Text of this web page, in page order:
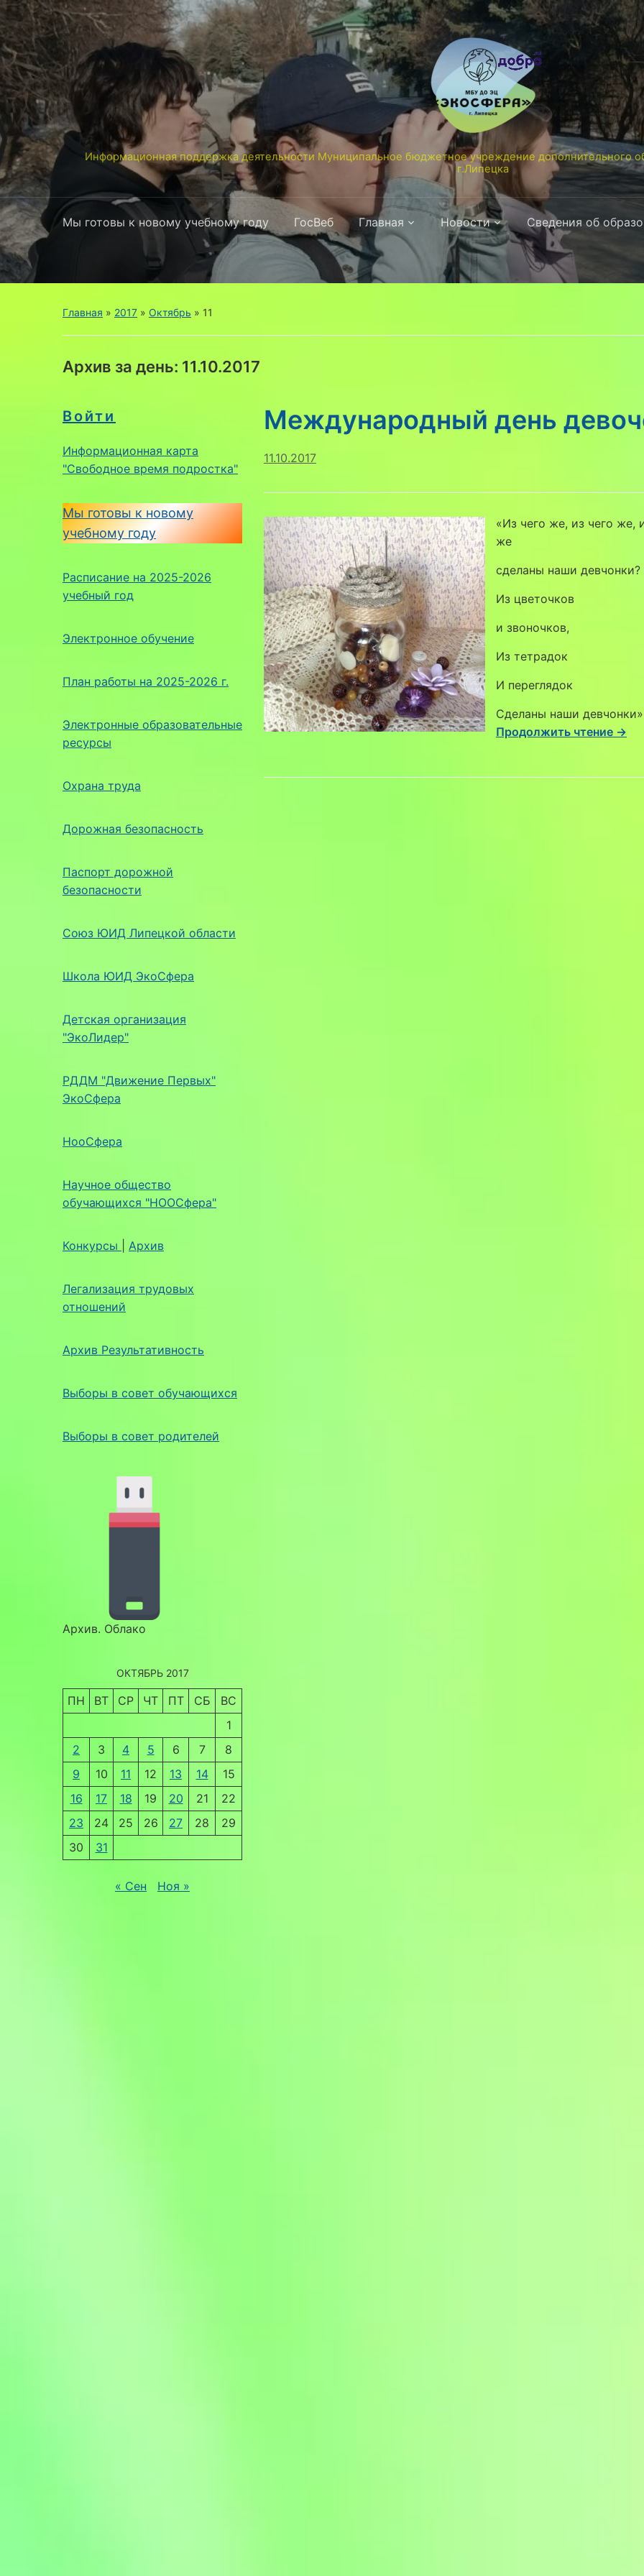
Информационная поддержка деятельности Муниципальное бюджетное учреждение дополнительного
г.Липецка
Мы готовы к новому учебному году ГосВеб Главная Новости Сведения об
Главная » 2017 » Октябрь » 11
Архив за день: 11.10.2017
Войти
Информационная карта
"Свободное время подростка"
Мы готовы к новому
учебному году
Расписание на 2025-2026
учебный год
Электронное обучение
План работы на 2025-2026 г.
Электронные образовательные
ресурсы
Охрана труда
Дорожная безопасность
Паспорт дорожной
безопасности
Союз ЮИД Липецкой области
Школа ЮИД ЭкоСфера
Детская организация
"ЭкоЛидер"
РДДМ "Движение Первых"
ЭкоСфера
НооСфера
Научное общество
обучающихся "НООСфера"
Конкурсы Архив
Легализация трудовых
отношений
Архив Результативность
Выборы в совет обучающихся
Выборы в совет родителей
Архив. Облако
ОКТЯБРЬ 2017
ПН ВТ СР ЧТ ПТ СБ
ВС
1
2
3 4 5 6 7
8
9
10 11 12 13 14
15
16
17 18 19 20 21
22
23
24 25 26 27 28
29
30
31
« Сен Ноя »
Международный день
11.10.2017
«Из чего же, из чего же,
же
сделаны наши девчонки?
Из цветочков
и звоночков,
Из тетрадок
И переглядок
Сделаны наши
Продолжить чтение →